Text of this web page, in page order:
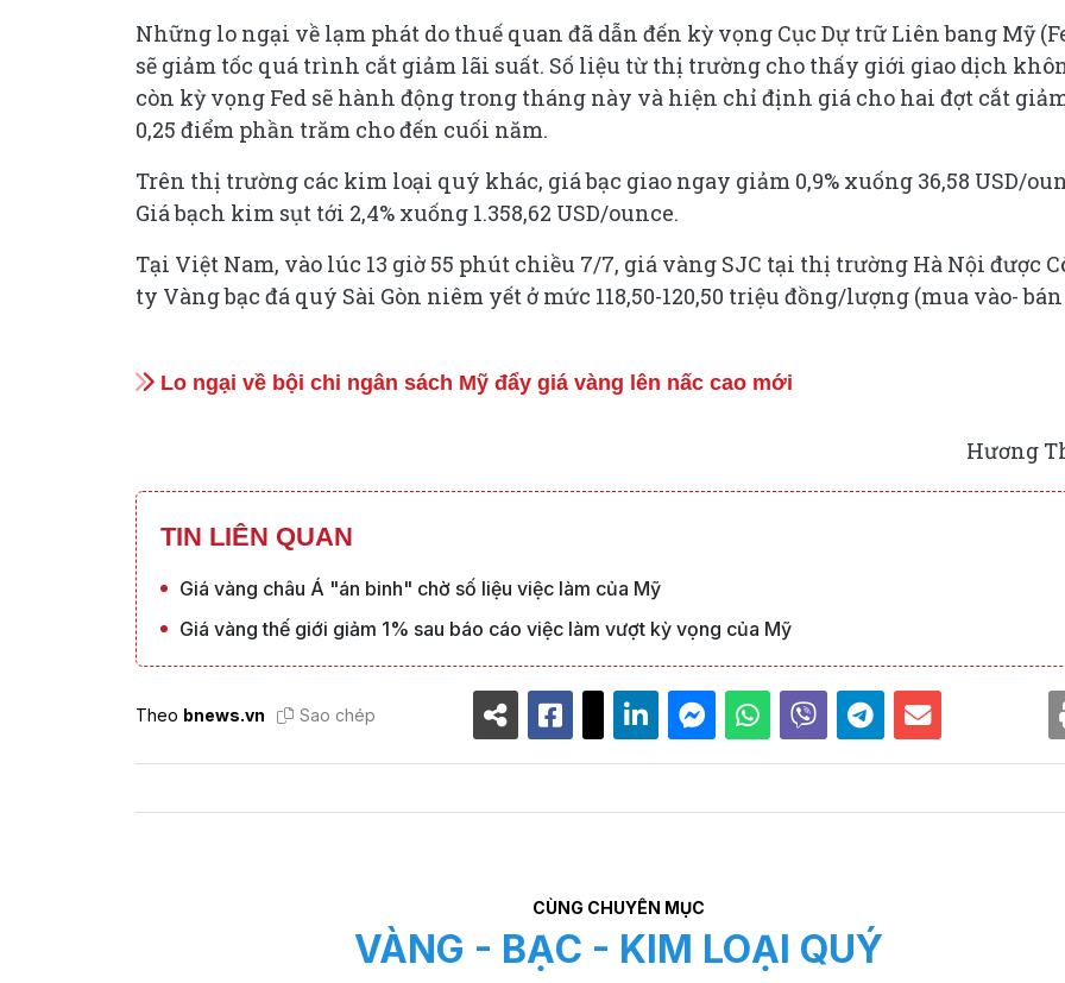
Những lo ngại về lạm phát do thuế quan đã dẫn đến kỳ vọng Cục Dự trữ Liên bang Mỹ
sẽ giảm tốc quá trình cắt giảm lãi suất. Số liệu từ thị trường cho thấy giới giao dịch
còn kỳ vọng Fed sẽ hành động trong tháng này và hiện chỉ định giá cho hai đợt cắt
0,25 điểm phần trăm cho đến cuối năm.
Trên thị trường các kim loại quý khác, giá bạc giao ngay giảm 0,9% xuống 36,58 USD/
Giá bạch kim sụt tới 2,4% xuống 1.358,62 USD/ounce.
Tại Việt Nam, vào lúc 13 giờ 55 phút chiều 7/7, giá vàng SJC tại thị trường Hà Nội được
ty Vàng bạc đá quý Sài Gòn niêm yết ở mức 118,50-120,50 triệu đồng/lượng (mua vào-
Lo ngại về bội chi ngân sách Mỹ đẩy giá vàng lên nấc cao mới
Hương
TIN LIÊN QUAN
Giá vàng châu Á "án binh" chờ số liệu việc làm của Mỹ
Giá vàng thế giới giảm 1% sau báo cáo việc làm vượt kỳ vọng của Mỹ
Theo bnews.vn Sao chép
CÙNG CHUYÊN MỤC
VÀNG - BẠC - KIM LOẠI QUÝ